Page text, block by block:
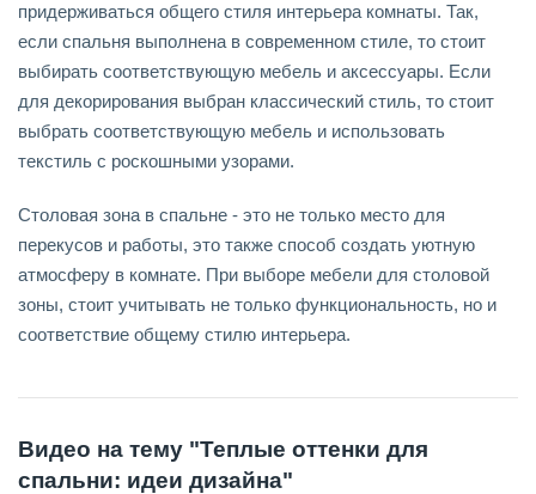
придерживаться общего стиля интерьера комнаты. Так,
если спальня выполнена в современном стиле, то стоит
выбирать соответствующую мебель и аксессуары. Если
для декорирования выбран классический стиль, то стоит
выбрать соответствующую мебель и использовать
текстиль с роскошными узорами.
Столовая зона в спальне - это не только место для
перекусов и работы, это также способ создать уютную
атмосферу в комнате. При выборе мебели для столовой
зоны, стоит учитывать не только функциональность, но и
соответствие общему стилю интерьера.
Видео на тему "Теплые оттенки для
спальни: идеи дизайна"